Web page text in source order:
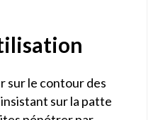
sur le contour des
sur la patte